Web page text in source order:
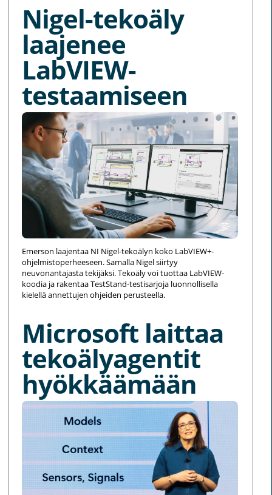
Nigel-tekoäly
laajenee
LabVIEW-
testaamiseen
Emerson laajentaa NI Nigel-tekoälyn koko LabVIEW+-
ohjelmistoperheeseen. Samalla Nigel siirtyy
neuvonantajasta tekijäksi. Tekoäly voi tuottaa LabVIEW-
koodia ja rakentaa TestStand-testisarjoja luonnollisella
kielellä annettujen ohjeiden perusteella.
Microsoft laittaa
tekoälyagentit
hyökkäämään